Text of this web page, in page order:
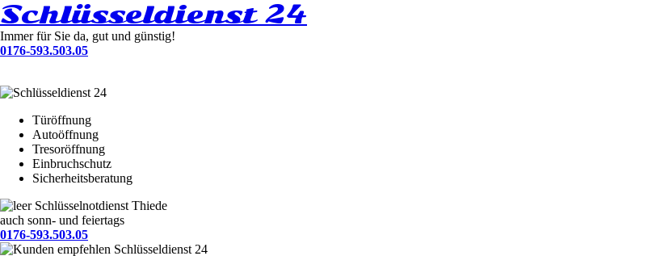
Schlüsseldienst 24
Immer für Sie da, gut und günstig!
0176-593.503.05
Türöffnung
Autoöffnung
Tresoröffnung
Einbruchschutz
Sicherheitsberatung
Schlüsselnotdienst Thiede
auch sonn- und feiertags
0176-593.503.05